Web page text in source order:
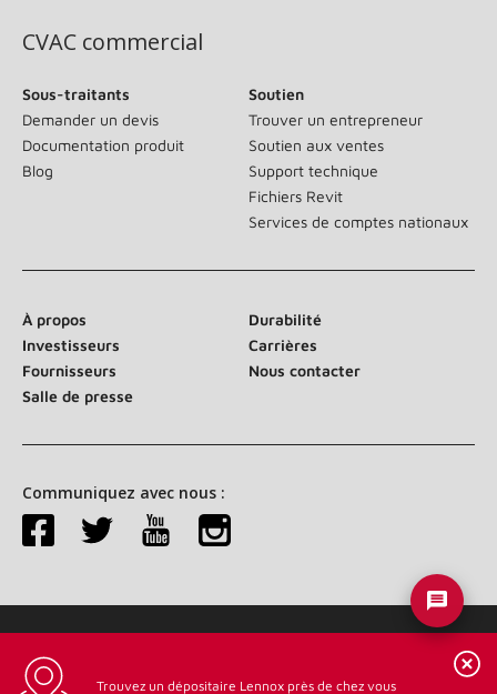
Trouvez un dépositaire Lennox près de chez vous
CVAC commercial
Sous-traitants
Demander un devis
Documentation produit
Blog
Soutien
Trouver un entrepreneur
Soutien aux ventes
Support technique
Fichiers Revit
Services de comptes nationaux
À propos
Durabilité
Investisseurs
Carrières
Fournisseurs
Nous contacter
Salle de presse
Communiquez avec nous :